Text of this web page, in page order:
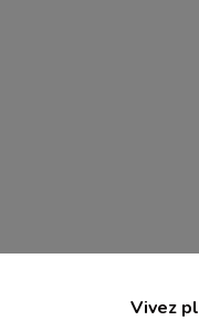
Vivez